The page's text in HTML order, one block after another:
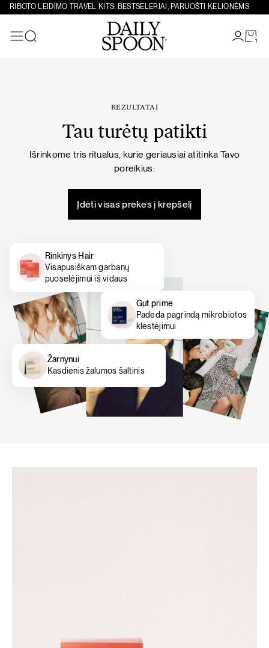
Eiti prie turinio
RIBOTO LEIDIMO TRAVEL KITS: BESTSELERIAI, PARUOŠTI KELIONĖMS
1
REZULTATAI
Tau turėtų patikti
Išrinkome tris ritualus, kurie geriausiai atitinka Tavo
poreikius:
Įdėti visas prekes į krepšelį
Rinkinys Hair
Visapusiškam garbanų
puoselėjimui iš vidaus
Gut prime
Padeda pagrindą mikrobiotos
klestėjimui
Žarnynui
Kasdienis žalumos šaltinis